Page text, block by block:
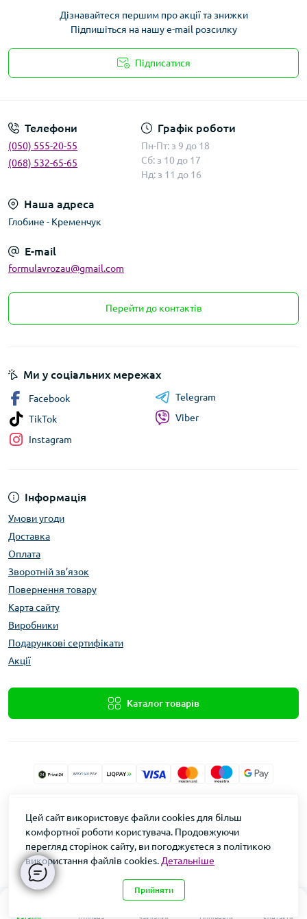
0
Дізнавайтеся першим про акції та знижки
Підпишіться на нашу e-mail розсилку
Підписатися
Телефони
(050) 555-20-55
(068) 532-65-65
Графік роботи
Пн-Пт: з 9 до 18
Сб: з 10 до 17
Нд: з 11 до 16
Наша адреса
Глобине - Кременчук
E-mail
formulavrozau@gmail.com
Перейти до контактів
Інформація
Умови угоди
Доставка
Оплата
Зворотній зв’язок
Повернення товару
Карта сайту
Виробники
Подарункові сертифікати
Акції
Каталог товарів
Ми у соціальних мережах
Facebook
TikTok
Instagram
Telegram
Viber
Формула Врожаю © 2026
Цей сайт використовує файли cookies для більш
комфортної роботи користувача. Продовжуючи
перегляд сторінок сайту, ви погоджуєтеся з політикою
використання файлів cookies. Детальніше
Прийняти